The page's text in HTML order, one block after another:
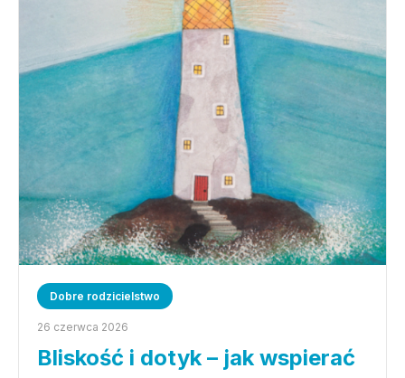
Dobre rodzicielstwo
26 czerwca 2026
Bliskość i dotyk – jak wspierać